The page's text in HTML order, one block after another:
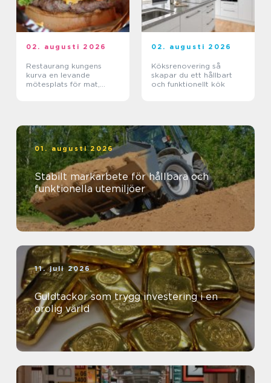
02. augusti 2026
Restaurang kungens
kurva en levande
mötesplats för mat,
02. augusti 2026
Köksrenovering så
skapar du ett hållbart
och funktionellt kök
01. augusti 2026
Stabilt markarbete för hållbara och
funktionella utemiljöer
11. juli 2026
Guldtackor som trygg investering i en
orolig värld